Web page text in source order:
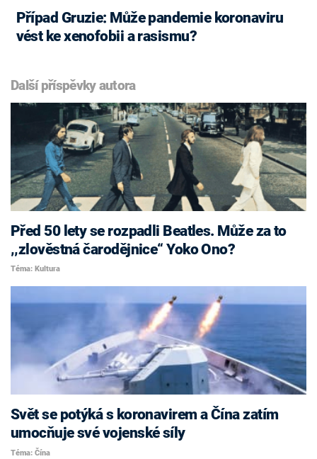
Případ Gruzie: Může pandemie koronaviru
vést ke xenofobii a rasismu?
Další příspěvky autora
Před 50 lety se rozpadli Beatles. Může za to
‚‚zlověstná čarodějnice“ Yoko Ono?
Téma: Kultura
Svět se potýká s koronavirem a Čína zatím
umocňuje své vojenské síly
Téma: Čína